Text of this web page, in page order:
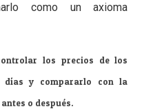
como un axioma
los precios de los
días y compararlo con la
o después.